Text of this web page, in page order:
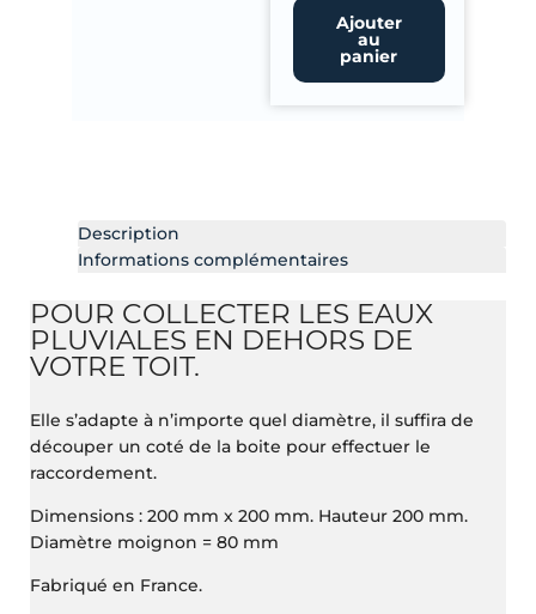
ZINC
Naturel
Ajouter
au
panier
Description
Informations complémentaires
POUR COLLECTER LES EAUX
PLUVIALES EN DEHORS DE
VOTRE TOIT.
Elle s’adapte à n’importe quel diamètre, il suffira de
découper un coté de la boite pour effectuer le
raccordement.
Dimensions : 200 mm x 200 mm. Hauteur 200 mm.
Diamètre moignon = 80 mm
Fabriqué en France.